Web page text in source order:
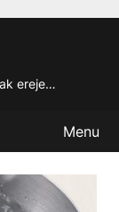
ereje…
Menu